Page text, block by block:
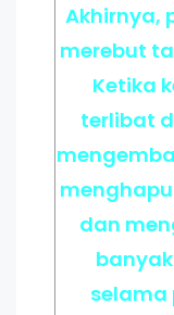
Akhirnya,
merebut
Ketika
terlibat
dan
selama